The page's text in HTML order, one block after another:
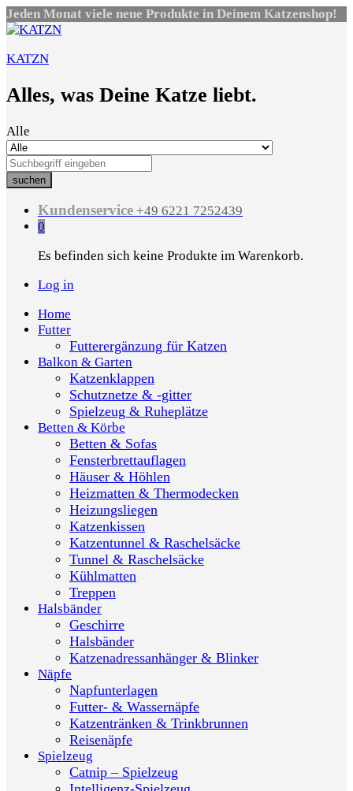
Jeden Monat viele neue Produkte in Deinem Katzenshop!
KATZN
Alles, was Deine Katze liebt.
Alle
suchen
Kundenservice +49 6221 7252439
0
Es befinden sich keine Produkte im Warenkorb.
Log in
Home
Futter
Futterergänzung für Katzen
Balkon & Garten
Katzenklappen
Schutznetze & -gitter
Spielzeug & Ruheplätze
Betten & Körbe
Betten & Sofas
Fensterbrettauflagen
Häuser & Höhlen
Heizmatten & Thermodecken
Heizungsliegen
Katzenkissen
Katzentunnel & Raschelsäcke
Tunnel & Raschelsäcke
Kühlmatten
Treppen
Halsbänder
Geschirre
Halsbänder
Katzenadressanhänger & Blinker
Näpfe
Napfunterlagen
Futter- & Wassernäpfe
Katzentränken & Trinkbrunnen
Reisenäpfe
Spielzeug
Catnip – Spielzeug